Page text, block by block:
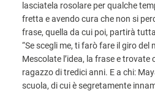
lasciatela rosolare per qualche
fretta e avendo cura che non si
frase, quella da cui poi, partirà
“Se scegli me, ti farò fare il giro del
Mescolate l’idea, la frase e trovate
ragazzo di tredici anni. E a chi:
scuola, di cui è segretamente